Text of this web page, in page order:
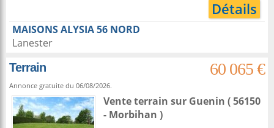
Détails
MAISONS ALYSIA 56 NORD
Lanester
Terrain
60 065 €
Annonce gratuite du 06/08/2026.
Vente terrain sur Guenin ( 56150
- Morbihan )